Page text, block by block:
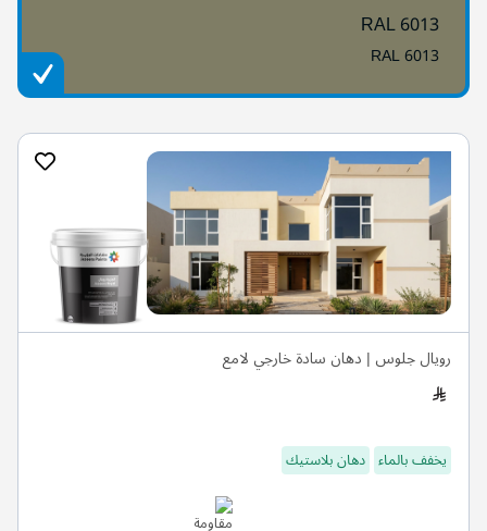
RAL 6013
RAL 6013
رويال جلوس | دهان سادة خارجي لامع
يخفف بالماء دهان بلاستيك